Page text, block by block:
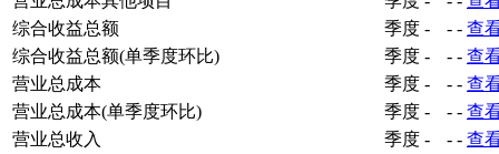
综合收益总额
季度 - - - 查
综合收益总额(单季度环比)
季度 - - - 查
营业总成本
季度 - - - 查
营业总成本(单季度环比)
季度 - - - 查
营业总收入
季度 - - - 查